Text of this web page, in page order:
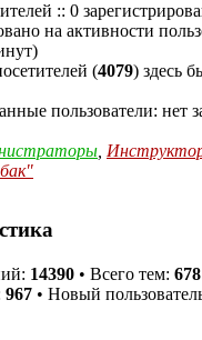
:: 0
на активности
(4079) здесь
пользователи: нет
14390 • Всего тем: 678
967 • Новый